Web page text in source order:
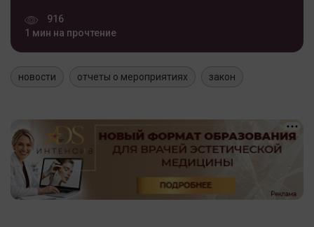
916
1 мин на прочтение
новости отчеты о мероприятиях закон